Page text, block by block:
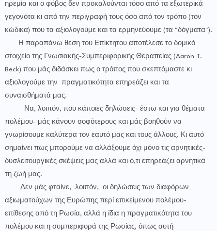
ηρεμία και ο φόβος δεν προκαλούνται τόσο από τα εξωτερικά
γεγονότα κι από την περιγραφή τους όσο από τον τρόπο (τον
κώδικα) που τα αξιολογούμε και τα ερμηνεύουμε (τα "δόγματα").
Η παραπάνω θέση του Επίκτητου αποτέλεσε το δομικό
στοιχείο της Γνωσιακής-Συμπεριφορικής Θεραπείας (Aaron T.
Beck) που μάς διδάσκει πως ο τρόπος που σκεπτόμαστε κι
αξιολογούμε την πραγματικότητα επηρεάζει και τα
συναισθήματά μας.
Να, λοιπόν, που κάποιες δηλώσεις- έστω και για θέματα
πολέμου- μάς κάνουν σοφότερους και μάς βοηθούν να
γνωρίσουμε καλύτερα τον εαυτό μας και τους άλλους. Κι αυτό
σημαίνει πως μπορούμε να αλλάξουμε όχι μόνο τις αρνητικές-
δυσλειτουργικές σκέψεις μας αλλά και ό,τι επηρεάζει αρνητικά
τη ζωή μας.
Δεν μάς φταίνε, λοιπόν, οι δηλώσεις των διαφόρων
αξιωματούχων της Ευρώπης περί επικείμενου πολέμου-
επίθεσης από τη Ρωσία, αλλά η ίδια η πραγματικότητα του
πολέμου και η συμπεριφορά της Ρωσίας, όπως αυτή